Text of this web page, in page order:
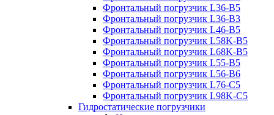
Фронтальный погрузчик L36-B5
Фронтальный погрузчик L36-B3
Фронтальный погрузчик L46-B5
Фронтальный погрузчик L58K-B5
Фронтальный погрузчик L68K-B5
Фронтальный погрузчик L55-B5
Фронтальный погрузчик L56-B6
Фронтальный погрузчик L76-С5
Фронтальный погрузчик L98K-C5
Гидростатические погрузчики